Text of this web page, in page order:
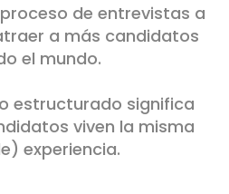
de entrevistas a
a más candidatos
el mundo.
estructurado significa
viven la misma
experiencia.